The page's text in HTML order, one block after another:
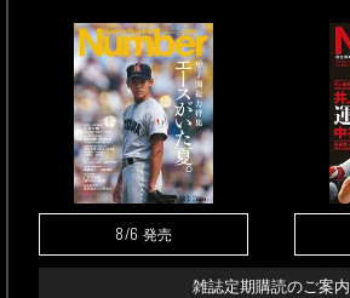
8/6 発売
雑誌定期購読のご案内